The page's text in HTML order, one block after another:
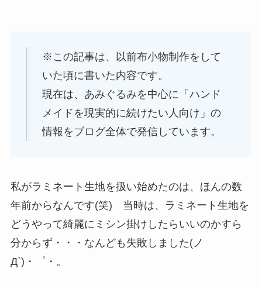
※この記事は、以前布小物制作をして
いた頃に書いた内容です。
現在は、あみぐるみを中心に「ハンド
メイドを現実的に続けたい人向け」の
情報をブログ全体で発信しています。
私がラミネート生地を扱い始めたのは、ほんの数
年前からなんです(笑) 当時は、ラミネート生地を
どうやって綺麗にミシン掛けしたらいいのかすら
分からず・・・なんども失敗しました(ノ
Д`)・゜・。